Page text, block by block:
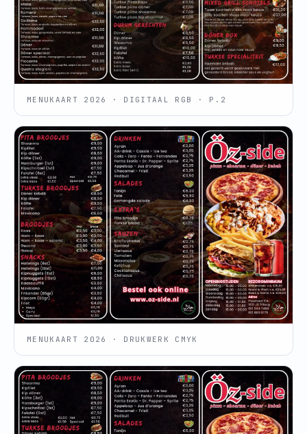
MENUKAART 2026 · DIGITAAL RGB · P.2
MENUKAART 2026 · DRUKWERK CMYK